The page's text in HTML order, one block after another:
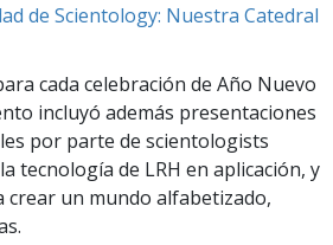
de Scientology: Nuestra Catedral
cada celebración de Año Nuevo
incluyó además presentaciones
por parte de scientologists
tecnología de LRH en aplicación, y
crear un mundo alfabetizado,